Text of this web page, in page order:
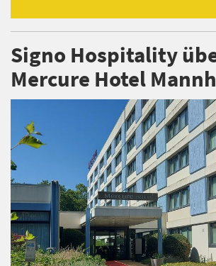
Signo Hospitality
Mercure Hotel